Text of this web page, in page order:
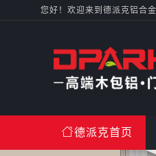
您好！欢迎来到德派克铝合
德派克首页